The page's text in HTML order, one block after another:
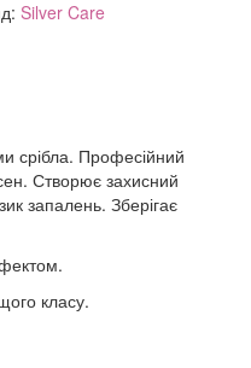
Silver Care
срібла. Професійний
Створює захисний
запалень. Зберігає
класу.